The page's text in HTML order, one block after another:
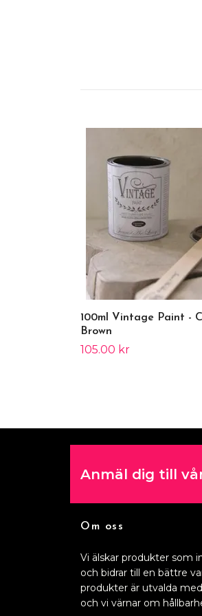
100ml Vintage Paint -
Brown
105.00 kr
Anmäl dig till
Om oss
Vi älskar produkter som
och bidrar till en bättre
produkter är utvalda
och vi värnar om